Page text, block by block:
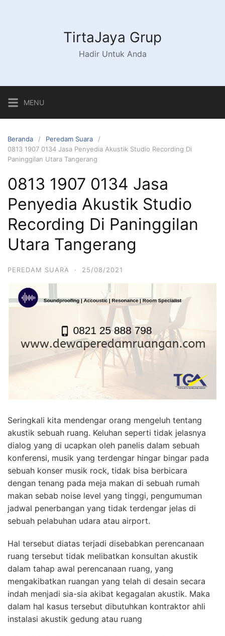
TirtaJaya Grup
Hadir Untuk Anda
MENU
Beranda
Peredam Suara
0813 1907 0134 Jasa Penyedia Akustik Studio Recording Di
Paninggilan Utara Tangerang
0813 1907 0134 Jasa
Penyedia Akustik Studio
Recording Di Paninggilan
Utara Tangerang
PEREDAM SUARA · 25/08/2021
Seringkali kita mendengar orang mengeluh tentang
akustik sebuah ruang. Keluhan seperti tidak jelasnya
dialog yang di ucapkan oleh panelis dalam sebuah
konferensi, musik yang terdengar hingar bingar pada
sebuah konser musik rock, tidak bisa berbicara
dengan tenang pada meja makan di sebuah rumah
makan sebab noise level yang tinggi, pengumuman
jadwal penerbangan yang tidak terdengar jelas di
sebuah pelabuhan udara atau airport.
Hal tersebut diatas terjadi disebabkan perencanaan
ruang tersebut tidak melibatkan konsultan akustik
dalam tahap awal perencanaan ruang, yang
mengakibatkan ruangan yang telah di desain secara
indah menjadi sia-sia akibat kegagalan akustik. Maka
dalam hal kasus tersebut dibutuhkan kontraktor ahli
instalasi akustik gedung atau ruang